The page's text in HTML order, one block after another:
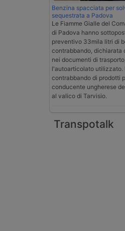
Benzina spacciata per
sequestrata a Padova
Le Fiamme Gialle del
di Padova hanno
preventivo 33mila litri di
contrabbando, dichiarata
nei documenti di
l'autoarticolato utilizzato.
contrabbando di prodotti
conducente ungherese
al valico di Tarvisio.
Transpotalk